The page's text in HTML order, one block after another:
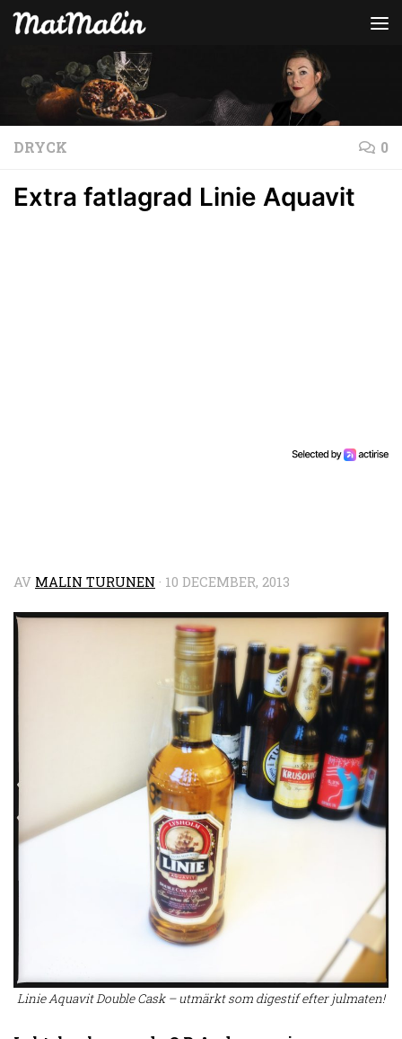
Hoppa till innehåll
DRYCK 0
Extra fatlagrad Linie Aquavit
AV MALIN TURUNEN · 10 DECEMBER, 2013
Linie Aquavit Double Cask – utmärkt som digestif efter julmaten!